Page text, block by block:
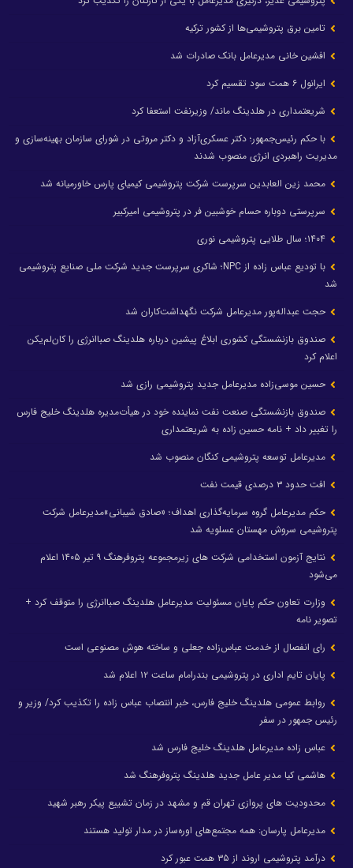
تامین برق پتروشیمی‌ها از کشور ترکیه
افشین خانی مدیرعامل بانک صادرات شد
ایرانول ۶ همت سود تقسیم کرد
شریعتمداری در هلدینگ ماند/ وزیرنفت استعفا کرد
با حکم رئیس‌جمهور؛ دکتر عسکری‌آزاد و دکتر مروتی در شورای سازمان بهینه‌سازی و
مدیریت راهبردی انرژی منصوب شدند
محمد زین العابدین سرپرست شرکت پتروشیمی کیمیای پارس خاورمیانه شد
سرپرستی دوباره حسام خوشبین فر در پتروشیمی امیرکبیر
با تودیع عباس زاده از NPC؛ شاکری سرپرست جدید شرکت ملی صنایع پتروشیمی
شد
حجت عبداله‌پور مدیرعامل شرکت نگهداشت‌کاران شد
صندوق بازنشستگی کشوری ابلاغ پیشین درباره هلدینگ صباانرژی را کان‌لم‌یکن
اعلام کرد
حسین موسی‌زاده مدیرعامل جدید پتروشیمی رازی شد
صندوق بازنشستگی صنعت نفت نماینده خود در هیأت‌مدیره هلدینگ خلیج فارس
را تغییر داد + نامه حسین زاده به شریعتمداری
مدیرعامل توسعه پتروشیمی کنگان منصوب شد
افت حدود ۳ درصدی قیمت نفت
حکم مدیرعامل گروه سرمایه‌گذاری اهداف؛ «صادق شیبانی»مدیرعامل شرکت
پتروشیمی سروش مهستان عسلویه شد
نتایج آزمون استخدامی شرکت های زیرمجموعه پتروفرهنگ ۹ تیر ۱۴۰۵ اعلام
می‌شود
وزارت تعاون حکم پایان مسئولیت مدیرعامل هلدینگ صباانرژی را متوقف کرد +
تصویر نامه
رای انفصال از خدمت عباس‌زاده جعلی و ساخته هوش مصنوعی است
پایان تایم اداری در پتروشیمی بندرامام ساعت ۱۲ اعلام شد
روابط عمومی هلدینگ خلیج فارس، خبر انتصاب عباس زاده را تکذیب کرد/ وزیر و
رئیس جمهور در سفر
عباس زاده مدیرعامل هلدینگ خلیج فارس شد
هاشمی کیا مدیر عامل جدید هلدینگ پتروفرهنگ شد
محدودیت های پروازی تهران قم و مشهد در زمان تشییع پیکر رهبر شهید
مدیرعامل پارسان: همه مجتمع‌های اوره‌ساز در مدار تولید هستند
درآمد پتروشیمی اروند از ۳۵ همت عبور کرد